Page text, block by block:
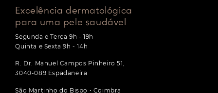
Excelência dermatológica
para uma pele saudável
Segunda e Terça 9h - 19h
Quinta e Sexta 9h - 14h
R. Dr. Manuel Campos Pinheiro 51,
3040-089 Espadaneira
São Martinho do Bispo • Coimbra